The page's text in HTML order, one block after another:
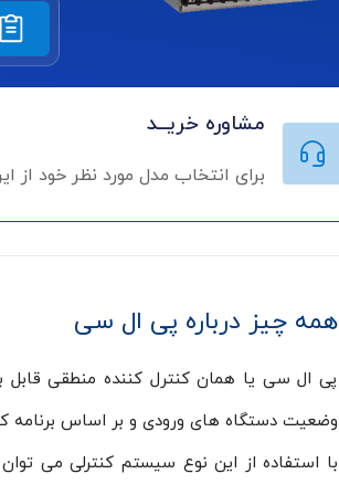
مشاوره خریــد
برای انتخاب مدل مورد نظر خود از
همه چیز درباره پی ال سی
وضعیت دستگاه های ورودی و بر اساس برنامه
با استفاده از این نوع سیستم کنترلی می